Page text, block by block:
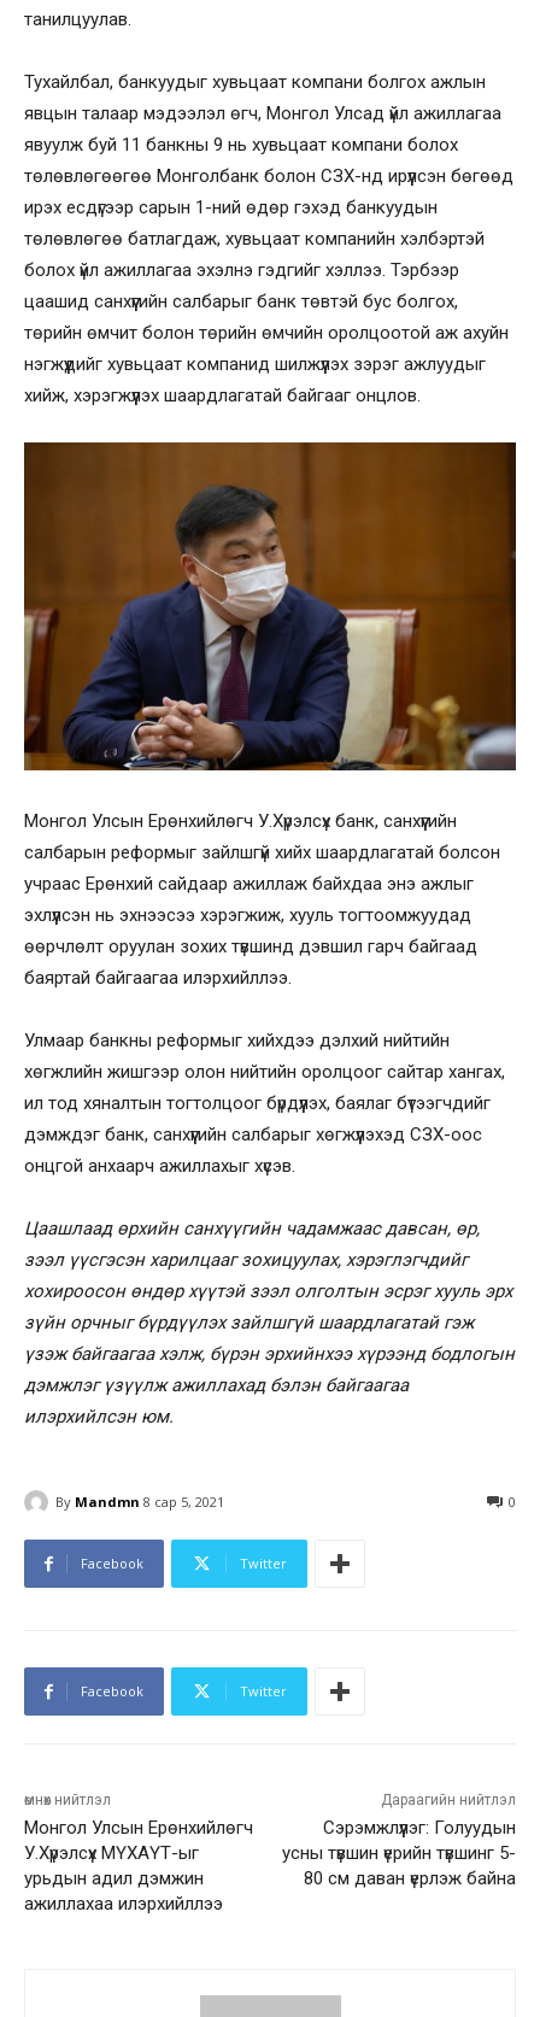
танилцуулав.
Тухайлбал, банкуудыг хувьцаат компани болгох ажлын
явцын талаар мэдээлэл өгч, Монгол Улсад үйл ажиллагаа
явуулж буй 11 банкны 9 нь хувьцаат компани болох
төлөвлөгөөгөө Монголбанк болон СЗХ-нд ирүүлсэн бөгөөд
ирэх есдүгээр сарын 1-ний өдөр гэхэд банкуудын
төлөвлөгөө батлагдаж, хувьцаат компанийн хэлбэртэй
болох үйл ажиллагаа эхэлнэ гэдгийг хэллээ. Тэрбээр
цаашид санхүүгийн салбарыг банк төвтэй бус болгох,
төрийн өмчит болон төрийн өмчийн оролцоотой аж ахуйн
нэгжүүдийг хувьцаат компанид шилжүүлэх зэрэг ажлуудыг
хийж, хэрэгжүүлэх шаардлагатай байгааг онцлов.
Монгол Улсын Ерөнхийлөгч У.Хүрэлсүх банк, санхүүгийн
салбарын реформыг зайлшгүй хийх шаардлагатай болсон
учраас Ерөнхий сайдаар ажиллаж байхдаа энэ ажлыг
эхлүүлсэн нь эхнээсээ хэрэгжиж, хууль тогтоомжуудад
өөрчлөлт оруулан зохих түвшинд дэвшил гарч байгаад
баяртай байгаагаа илэрхийллээ.
Улмаар банкны реформыг хийхдээ дэлхий нийтийн
хөгжлийн жишгээр олон нийтийн оролцоог сайтар хангах,
ил тод хяналтын тогтолцоог бүрдүүлэх, баялаг бүтээгчдийг
дэмждэг банк, санхүүгийн салбарыг хөгжүүлэхэд СЗХ-оос
онцгой анхаарч ажиллахыг хүсэв.
Цаашлаад өрхийн санхүүгийн чадамжаас давсан, өр,
зээл үүсгэсэн харилцааг зохицуулах, хэрэглэгчдийг
хохироосон өндөр хүүтэй зээл олголтын эсрэг хууль эрх
зүйн орчныг бүрдүүлэх зайлшгүй шаардлагатай гэж
үзэж байгаагаа хэлж, бүрэн эрхийнхээ хүрээнд бодлогын
дэмжлэг үзүүлж ажиллахад бэлэн байгаагаа
илэрхийлсэн юм.
By Mandmn 8 сар 5, 2021 0
Facebook Twitter
Facebook Twitter
өмнөх нийтлэл
Монгол Улсын Ерөнхийлөгч
У.Хүрэлсүх МҮХАҮТ-ыг
урьдын адил дэмжин
ажиллахаа илэрхийллээ
Дараагийн нийтлэл
Сэрэмжлүүлэг: Голуудын
усны түвшин үерийн түвшинг 5-
80 см даван үерлэж байна